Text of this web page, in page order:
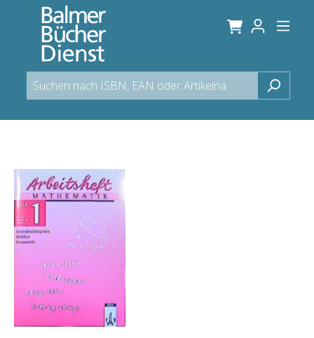
springen
Bildergalerie überspringen